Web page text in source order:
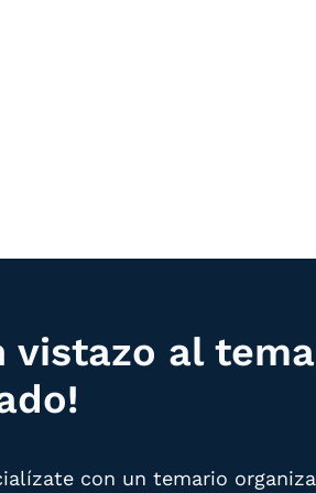
vistazo al
con un temario